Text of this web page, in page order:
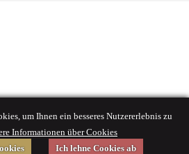
um Ihnen ein besseres Nutzererlebnis zu
Informationen über Cookies
Ich lehne Cookies ab